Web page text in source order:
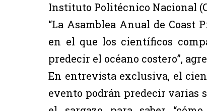
Instituto Politécnico Nacional
“La Asamblea Anual de Coast
en el que los científicos
predecir el océano costero”,
En entrevista exclusiva, el
evento podrán predecir varias